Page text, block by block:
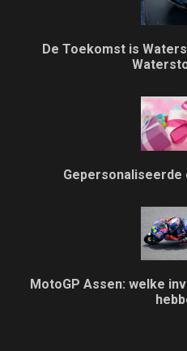
De Toekomst is
Gepersonaliseerde
MotoGP Assen: welke